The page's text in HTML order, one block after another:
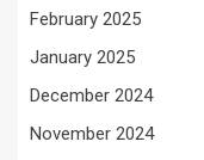
February 2025
January 2025
December 2024
November 2024